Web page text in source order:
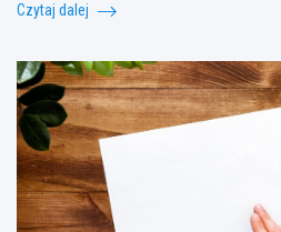
Czytaj dalej